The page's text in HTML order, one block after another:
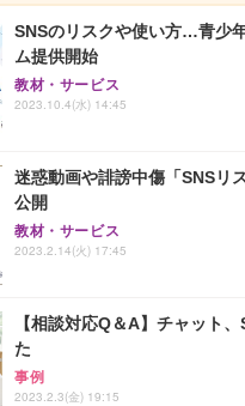
SNSのリスクや使い方…青少
ム提供開始
教材・サービス
2023.10.4(水) 14:45
迷惑動画や誹謗中傷「SNSリ
公開
教材・サービス
2023.2.14(火) 17:45
【相談対応Q＆A】チャット
た
事例
2023.2.3(金) 19:15